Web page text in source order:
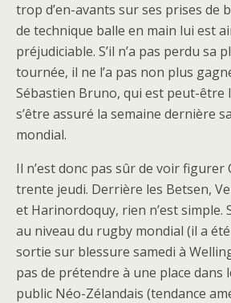
trop d’en-avants sur ses prises de
de technique balle en main lui est
préjudiciable. S’il n’a pas perdu sa
tournée, il ne l’a pas non plus
Sébastien Bruno, qui est peut-être
s’être assuré la semaine dernière
mondial.
Il n’est donc pas sûr de voir figurer
trente jeudi. Derrière les Betsen,
et Harinordoquy, rien n’est simple.
au niveau du rugby mondial (il a
sortie sur blessure samedi à
pas de prétendre à une place dans
public Néo-Zélandais (tendance